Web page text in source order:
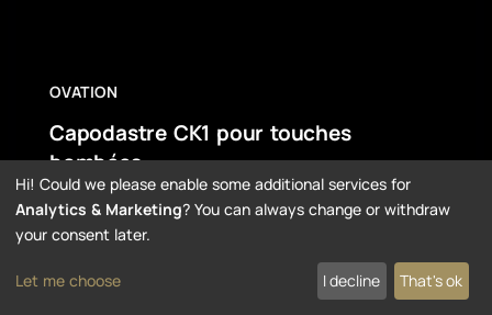
OVATION
Capodastre CK1 pour touches
bombées
Ovation CK1
Prix Public 23,70 EUR
Hi! Could we please enable some additional services for
Analytics & Marketing? You can always change or withdraw
your consent later.
Let me choose I decline That's ok